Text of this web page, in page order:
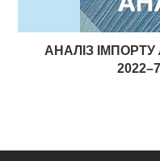
АНАЛІЗ ІМПОРТУ